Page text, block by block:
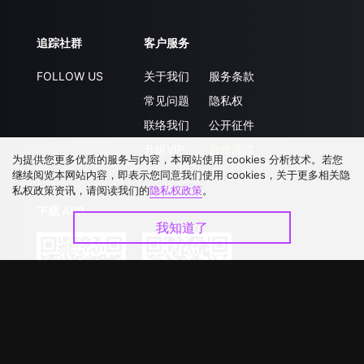
追踪社群
FOLLOW US
客户服务
关于我们
常见问题
联络我们
服务条款
隐私权
公开征件
下载 APP
为提供您更多优质的服务与内容，本网站使用 cookies 分析技术。若您
继续阅览本网站内容，即表示您同意我们使用 cookies，关于更多相关隐
私权政策资讯，请阅读我们的隐私权政策。
我知道了